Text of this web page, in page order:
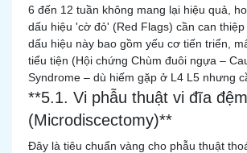
6 đến 12 tuần không mang lại hiệu quả,
dấu hiệu 'cờ đỏ' (Red Flags) cần can
dấu hiệu này bao gồm yếu cơ tiến triển,
tiểu tiện (Hội chứng Chùm đuôi ngựa –
Syndrome – dù hiếm gặp ở L4 L5 nhưng
**5.1. Vi phẫu thuật vi đĩa đệm
(Microdiscectomy)**
Đây là tiêu chuẩn vàng cho phẫu thuật